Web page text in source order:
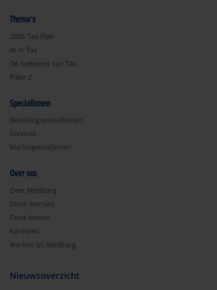
Thema's
2026 Tax Plan
AI in Tax
De toekomst van Tax
Pijler 2
Specialismen
Belastingspecialismen
Services
Marktspecialismen
Over ons
Over Meijburg
Onze mensen
Onze kennis
Kantoren
Werken bij Meijburg
Nieuwsoverzicht